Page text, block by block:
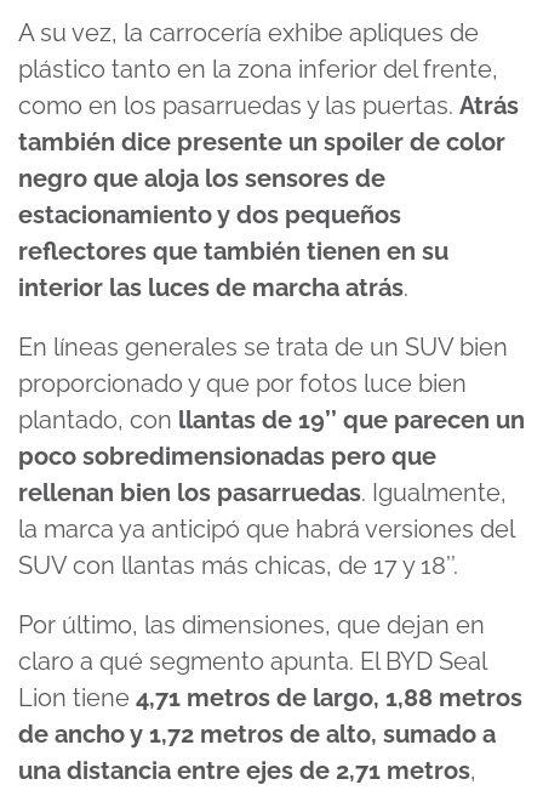
A su vez, la carrocería exhibe apliques de
plástico tanto en la zona inferior del frente,
como en los pasarruedas y las puertas. Atrás
también dice presente un spoiler de color
negro que aloja los sensores de
estacionamiento y dos pequeños
reflectores que también tienen en su
interior las luces de marcha atrás.
En líneas generales se trata de un SUV bien
proporcionado y que por fotos luce bien
plantado, con llantas de 19’’ que parecen un
poco sobredimensionadas pero que
rellenan bien los pasarruedas. Igualmente,
la marca ya anticipó que habrá versiones del
SUV con llantas más chicas, de 17 y 18’’.
Por último, las dimensiones, que dejan en
claro a qué segmento apunta. El BYD Seal
Lion tiene 4,71 metros de largo, 1,88 metros
de ancho y 1,72 metros de alto, sumado a
una distancia entre ejes de 2,71 metros,